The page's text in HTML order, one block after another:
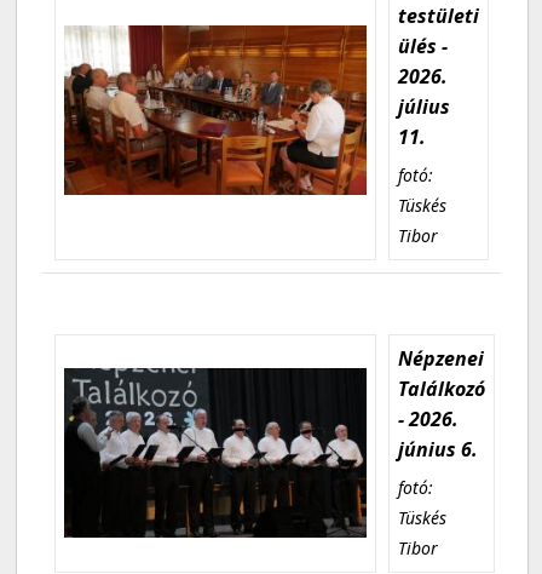
testületi
ülés -
2026.
július
11.
fotó:
Tüskés
Tibor
Népzenei
Találkozó
- 2026.
június 6.
fotó:
Tüskés
Tibor